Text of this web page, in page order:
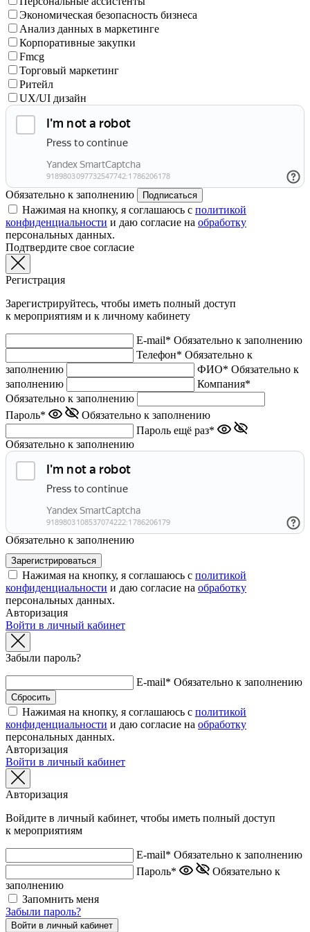
Экономическая безопасность бизнеса
Анализ данных в маркетинге
Корпоративные закупки
Fmcg
Торговый маркетинг
Ритейл
UX/UI дизайн
Обязательно к заполнению Подписаться
Нажимая на кнопку, я соглашаюсь с политикой
конфиденциальности и даю согласие на обработку
персональных данных.
Подтвердите свое согласие
Регистрация
Зарегистрируйтесь, чтобы иметь полный доступ
к мероприятиям и к личному кабинету
E-mail* Обязательно к заполнению
Телефон* Обязательно к
заполнению
ФИО* Обязательно к
заполнению
Компания*
Обязательно к заполнению
Пароль*
Обязательно к заполнению
Пароль ещё раз*
Обязательно к заполнению
Обязательно к заполнению
Нажимая на кнопку, я соглашаюсь с политикой
конфиденциальности и даю согласие на обработку
персональных данных.
Авторизация
Войти в личный кабинет
Забыли пароль?
E-mail* Обязательно к заполнению
Нажимая на кнопку, я соглашаюсь с политикой
конфиденциальности и даю согласие на обработку
персональных данных.
Авторизация
Войти в личный кабинет
Авторизация
Войдите в личный кабинет, чтобы иметь полный доступ
к мероприятиям
E-mail* Обязательно к заполнению
Пароль*
Обязательно к
заполнению
Запомнить меня
Забыли пароль?